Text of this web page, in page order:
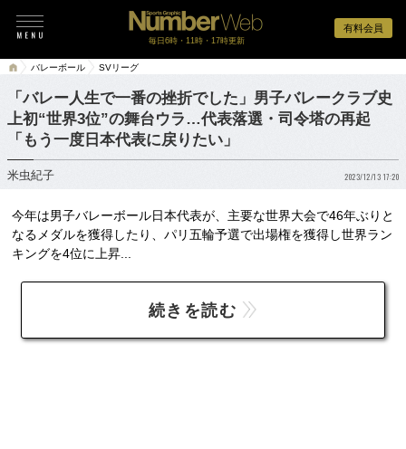
有料会員
毎日6時・11時・17時更新
バレーボール SVリーグ
「バレー人生で一番の挫折でした」男子バレークラブ史
上初“世界3位”の舞台ウラ…代表落選・司令塔の再起
「もう一度日本代表に戻りたい」
米虫紀子 2023/12/13 17:20
今年は男子バレーボール日本代表が、主要な世界大会で46年ぶりと
なるメダルを獲得したり、パリ五輪予選で出場権を獲得し世界ラン
キングを4位に上昇...
続きを読む